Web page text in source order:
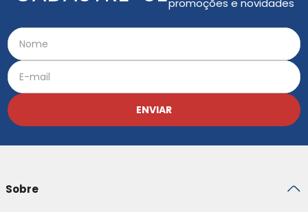
promoções e novidades
ENVIAR
Sobre